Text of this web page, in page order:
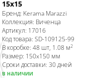
15х15
Бренд: Kerama Marazzi
Коллекция: Виченца
Артикул: 17016
Код товара: SD-109125-99
В коробке: 48 шт, 1.08 м2
Размер: 150x150 мм
Сроки доставки: 30 дней
в наличии